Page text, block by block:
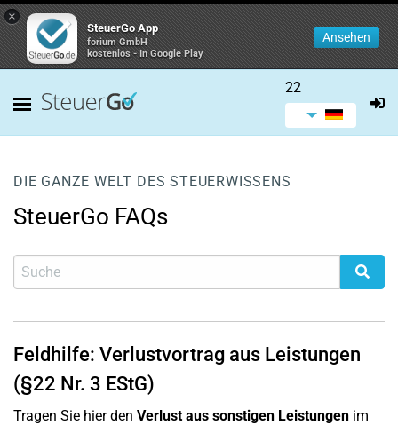
×
SteuerGo App
forium GmbH
kostenlos - In Google Play
Ansehen
22
DIE GANZE WELT DES STEUERWISSENS
SteuerGo FAQs
Feldhilfe: Verlustvortrag aus Leistungen
(§22 Nr. 3 EStG)
Tragen Sie hier den Verlust aus sonstigen Leistungen im